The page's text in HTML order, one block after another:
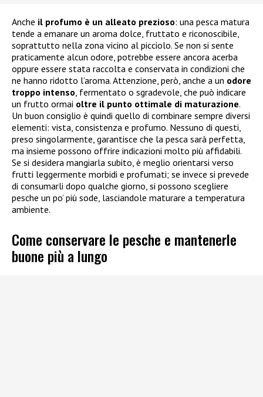
Anche il profumo è un alleato prezioso: una pesca matura
tende a emanare un aroma dolce, fruttato e riconoscibile,
soprattutto nella zona vicino al picciolo. Se non si sente
praticamente alcun odore, potrebbe essere ancora acerba
oppure essere stata raccolta e conservata in condizioni che
ne hanno ridotto l’aroma. Attenzione, però, anche a un odore
troppo intenso, fermentato o sgradevole, che può indicare
un frutto ormai oltre il punto ottimale di maturazione.
Un buon consiglio è quindi quello di combinare sempre diversi
elementi: vista, consistenza e profumo. Nessuno di questi,
preso singolarmente, garantisce che la pesca sarà perfetta,
ma insieme possono offrire indicazioni molto più affidabili.
Se si desidera mangiarla subito, è meglio orientarsi verso
frutti leggermente morbidi e profumati; se invece si prevede
di consumarli dopo qualche giorno, si possono scegliere
pesche un po’ più sode, lasciandole maturare a temperatura
ambiente.
Come conservare le pesche e mantenerle
buone più a lungo